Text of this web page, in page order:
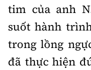
tim của anh
suốt hành
trong lồng
đã thực hiện